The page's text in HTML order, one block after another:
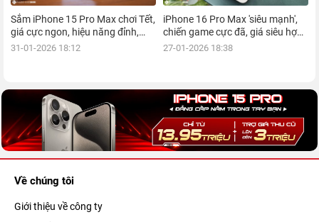
Sắm iPhone 15 Pro Max chơi Tết,
giá cực ngon, hiệu năng đỉnh,
kèm nhiều ưu đãi, mua ngay!
31-01-2026 18:12
iPhone 16 Pro Max 'siêu mạnh',
chiến game cực đã, giá siêu hợp
lý, mua ngay!
27-01-2026 18:38
Về chúng tôi
Giới thiệu về công ty